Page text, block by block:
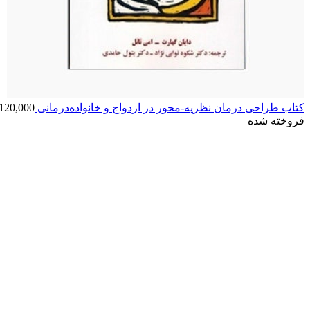
کتاب طراحی درمان نظریه-محور در ازدواج و خانواده‌درمانی 120,000
فروخته شده